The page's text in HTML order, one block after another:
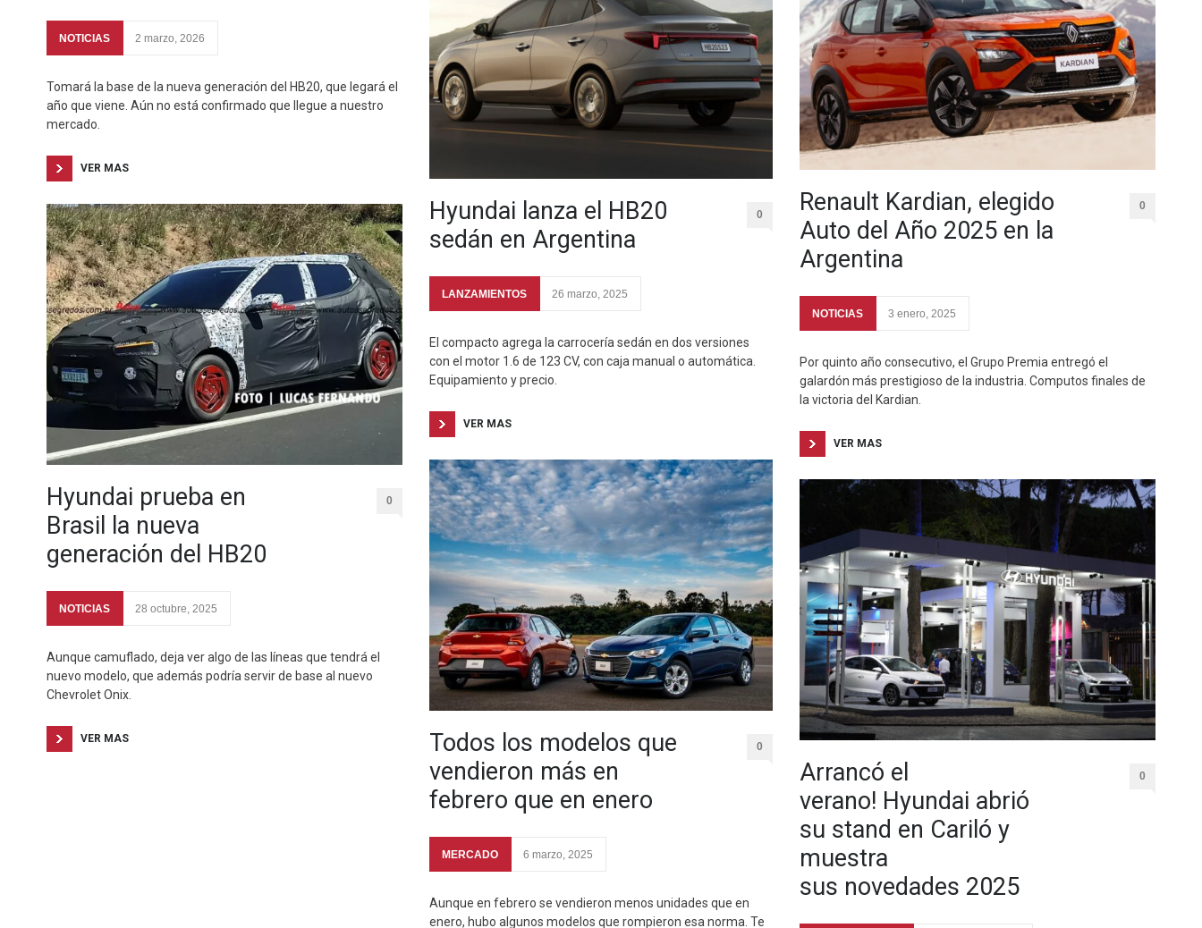
NOTICIAS 2 marzo, 2026
Tomará la base de la nueva generación del HB20, que legará el
año que viene. Aún no está confirmado que llegue a nuestro
mercado.
VER MAS
Hyundai prueba en
Brasil la nueva
generación del HB20
0
NOTICIAS 28 octubre, 2025
Aunque camuflado, deja ver algo de las líneas que tendrá el
nuevo modelo, que además podría servir de base al nuevo
Chevrolet Onix.
VER MAS
Hyundai lanza el HB20
sedán en Argentina
0
LANZAMIENTOS 26 marzo, 2025
El compacto agrega la carrocería sedán en dos versiones
con el motor 1.6 de 123 CV, con caja manual o automática.
Equipamiento y precio.
VER MAS
Todos los modelos que
vendieron más en
febrero que en enero
0
MERCADO 6 marzo, 2025
Aunque en febrero se vendieron menos unidades que en
enero, hubo algunos modelos que rompieron esa norma. Te
Renault Kardian, elegido
Auto del Año 2025 en la
Argentina
0
NOTICIAS 3 enero, 2025
Por quinto año consecutivo, el Grupo Premia entregó el
galardón más prestigioso de la industria. Computos finales de
la victoria del Kardian.
VER MAS
Arrancó el
verano! Hyundai abrió
su stand en Cariló y
muestra
sus novedades 2025
0